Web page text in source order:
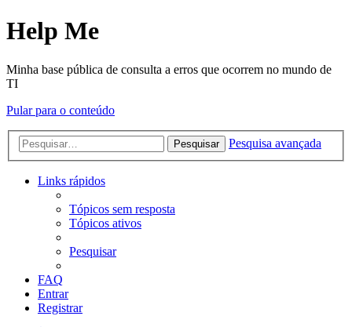
Help Me
Minha base pública de consulta a erros que ocorrem no mundo de
TI
Pular para o conteúdo
Pesquisar Pesquisa avançada
Links rápidos
Tópicos sem resposta
Tópicos ativos
Pesquisar
FAQ
Entrar
Registrar